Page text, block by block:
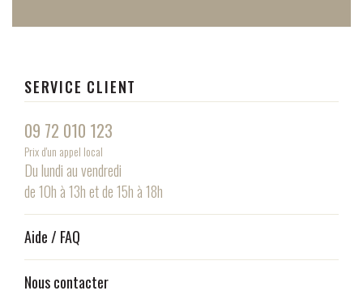
SERVICE CLIENT
09 72 010 123
Prix d'un appel local
Du lundi au vendredi
de 10h à 13h et de 15h à 18h
Aide / FAQ
Nous contacter